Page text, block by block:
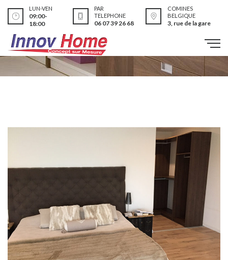
LUN-VEN
09:00-
18:00
PAR
TELEPHONE
06 07 39 26 68
COMINES
BELGIQUE
3, rue de la gare
Réalisations